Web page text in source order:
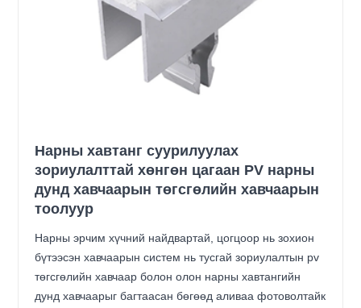
Нарны хавтанг суурилуулах
зориулалттай хөнгөн цагаан PV нарны
дунд хавчаарын төгсгөлийн хавчаарын
тоолуур
Нарны эрчим хүчний найдвартай, цогцоор нь зохион
бүтээсэн хавчаарын систем нь тусгай зориулалтын pv
төгсгөлийн хавчаар болон олон нарны хавтангийн
дунд хавчаарыг багтаасан бөгөөд аливаа фотоволтайк